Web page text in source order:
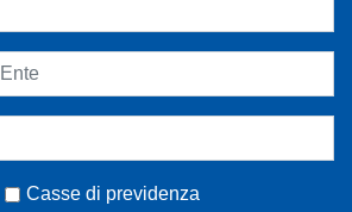
Casse di previdenza